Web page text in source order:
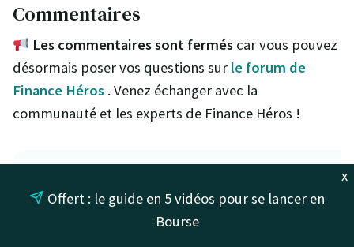
Commentaires
Les commentaires sont fermés car vous pouvez
désormais poser vos questions sur le forum de
Finance Héros . Venez échanger avec la
communauté et les experts de Finance Héros !
17 avril 2024
x
Offert : le guide en 5 vidéos pour se lancer en
Bourse